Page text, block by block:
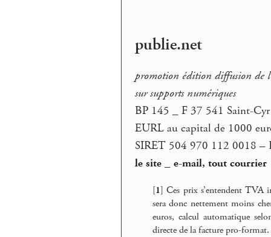
publie.net
promotion édition diffusion de
sur supports numériques
BP 145 _ F 37 541 Saint-
EURL au capital de 1000
SIRET 504 970 112 0018 –
le site _e-mail, tout courrier
[1]Ces prix s’entendent TVA
sera donc nettement moins
euros, calcul automatique
directe de la facture pro-format.